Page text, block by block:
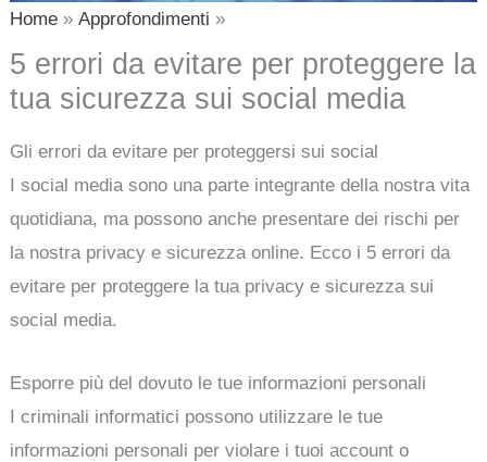
Home Approfondimenti
5 errori da evitare per proteggere la
tua sicurezza sui social media
Gli errori da evitare per proteggersi sui social
I social media sono una parte integrante della nostra vita
quotidiana, ma possono anche presentare dei rischi per
la nostra privacy e sicurezza online. Ecco i 5 errori da
evitare per proteggere la tua privacy e sicurezza sui
social media.
Esporre più del dovuto le tue informazioni personali
I criminali informatici possono utilizzare le tue
informazioni personali per violare i tuoi account o